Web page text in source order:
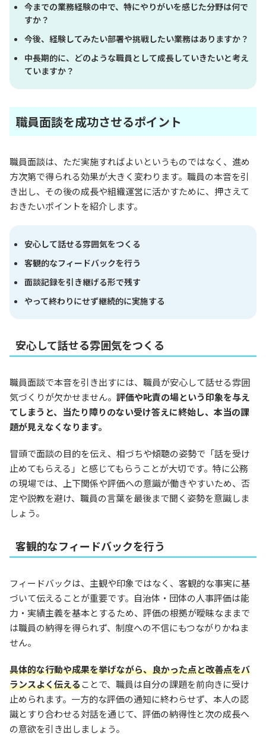
今までの業務経験の中で、特にやりがいを感じた分野は何で
すか？
今後、経験してみたい部署や挑戦したい業務はありますか？
中長期的に、どのような職員として成長していきたいと考え
ていますか？
職員面談を成功させるポイント
職員面談は、ただ実施すればよいというものではなく、進め
方次第で得られる効果が大きく変わります。職員の本音を引
き出し、その後の成長や組織運営に活かすために、押さえて
おきたいポイントを紹介します。
安心して話せる雰囲気をつくる
客観的なフィードバックを行う
面談記録を引き継げる形で残す
やって終わりにせず継続的に実施する
安心して話せる雰囲気をつくる
職員面談で本音を引き出すには、職員が安心して話せる雰囲
気づくりが欠かせません。 評価や叱責の場という印象を与え
てしまうと、当たり障りのない受け答えに終始し、本当の課
題が見えなくなります。
冒頭で面談の目的を伝え、相づちや傾聴の姿勢で「話を受け
止めてもらえる」と感じてもらうことが大切です。特に公務
の現場では、上下関係や評価への意識が働きやすいため、否
定や説教を避け、職員の言葉を最後まで聞く姿勢を意識しま
しょう。
客観的なフィードバックを行う
フィードバックは、主観や印象ではなく、客観的な事実に基
づいて伝えることが重要です。自治体・団体の人事評価は能
力・実績主義を基本とするため、評価の根拠が曖昧なままで
は職員の納得を得られず、制度への不信にもつながりかねま
せん。
具体的な行動や成果を挙げながら、良かった点と改善点をバ
ランスよく伝えることで、職員は自分の課題を前向きに受け
止められます。一方的な評価の通知に終わらせず、本人の認
識とすり合わせる対話を通じて、評価の納得性と次の成長へ
の意欲を引き出しましょう。